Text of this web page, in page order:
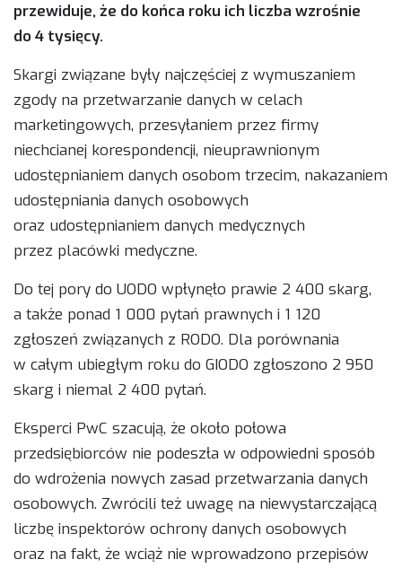
przewiduje, że do końca roku ich liczba wzrośnie
do 4 tysięcy.
Skargi związane były najczęściej z wymuszaniem
zgody na przetwarzanie danych w celach
marketingowych, przesyłaniem przez firmy
niechcianej korespondencji, nieuprawnionym
udostępnianiem danych osobom trzecim, nakazaniem
udostępniania danych osobowych
oraz udostępnianiem danych medycznych
przez placówki medyczne.
Do tej pory do UODO wpłynęło prawie 2 400 skarg,
a także ponad 1 000 pytań prawnych i 1 120
zgłoszeń związanych z RODO. Dla porównania
w całym ubiegłym roku do GIODO zgłoszono 2 950
skarg i niemal 2 400 pytań.
Eksperci PwC szacują, że około połowa
przedsiębiorców nie podeszła w odpowiedni sposób
do wdrożenia nowych zasad przetwarzania danych
osobowych. Zwrócili też uwagę na niewystarczającą
liczbę inspektorów ochrony danych osobowych
oraz na fakt, że wciąż nie wprowadzono przepisów